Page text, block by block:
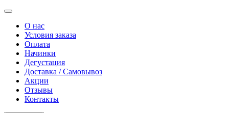
О нас
Условия заказа
Оплата
Начинки
Дегустация
Доставка / Самовывоз
Акции
Отзывы
Контакты